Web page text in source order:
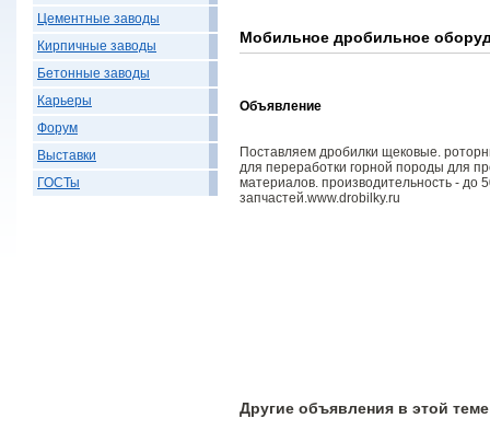
Цементные заводы
Кирпичные заводы
Бетонные заводы
Карьеры
Форум
Выставки
ГОСТы
Мобильное дробильное
Объявление
Поставляем дробилки щековые.
для переработки горной породы для
материалов. производительность - до
запчастей.www.drobilky.ru
Другие объявления в этой теме